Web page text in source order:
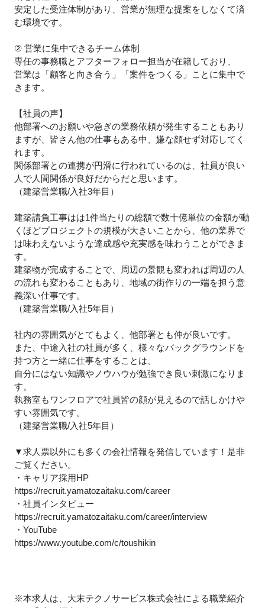
安定した受注体制があり、営業が無理な提案をしなくて済
む環境です。
② 営業に集中できるチーム体制
専任の事務職とアフターフォロー担当が在籍しており、
営業は「顧客と向き合う」「案件をつくる」ことに集中で
きます。
【社員の声】
他部署へのお願いや急ぎの業務依頼が発生することもあり
ますが、皆さん他の仕事もある中、嫌な顔せず対応してく
れます。
関係部署との連携が円滑に行われているのは、社員が良い
人で人間関係が良好だからだと思います。
（建築営業職/入社3年目）
建築請負工事はは1件当たりの総額で数十億単位の金額が動
くほどプロジェクトの規模が大きいことから、他の業界で
は味わえないような達成感や充実感を味わうことができま
す。
建築物が完成することで、周辺の景観も変われば周辺の人
の流れも変わることもあり、地域の街作りの一端を担う意
義深い仕事です。
（建築営業職/入社5年目）
社内の雰囲気がとてもよく、他部署とも仲が良いです。
また、中途入社の社員が多く、様々なバックグラウンドを
持つ方と一緒に仕事をすることは、
自分にはない知識やノウハウが勉強でき良い刺激になりま
す。
執務室もワンフロアで社員皆の顔が見えるので話しかけや
すい雰囲気です。
（建築営業職/入社5年目）
▼求人票以外にも多くの会社情報を発信しています！是非
ご覧ください。
・キャリア採用HP
https://recruit.yamatozaitaku.com/career
・社員インタビュー
https://recruit.yamatozaitaku.com/career/interview
・YouTube
https://www.youtube.com/c/toushikin
※本求人は、大末テクノサービス株式会社による職業紹介